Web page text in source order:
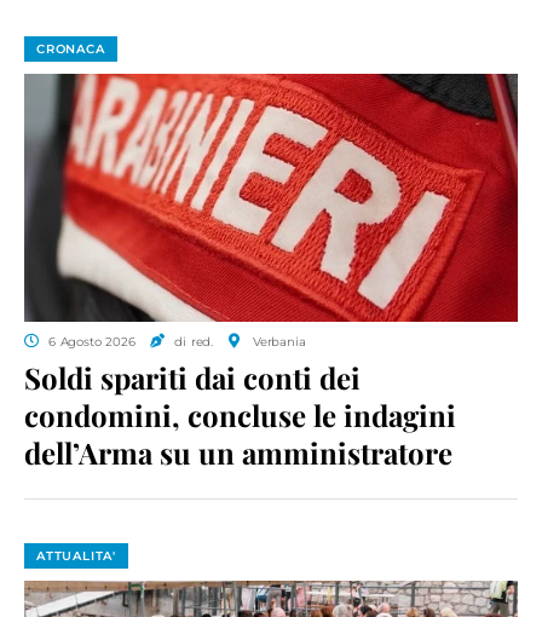
CRONACA
6 Agosto 2026 di red. Verbania
Soldi spariti dai conti dei
condomini, concluse le indagini
dell’Arma su un amministratore
ATTUALITA'